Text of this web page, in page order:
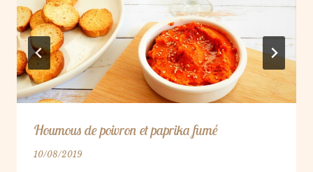
Houmous de poivron et paprika fumé
10/08/2019